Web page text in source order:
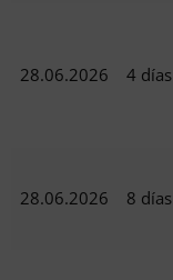
28.06.2026 4 días
28.06.2026 8 días